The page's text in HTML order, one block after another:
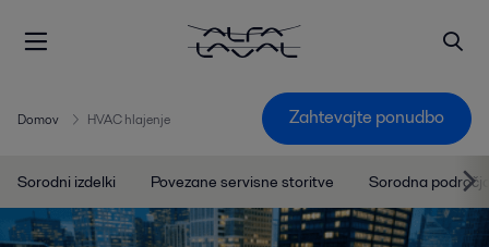
Domov HVAC hlajenje Zahtevajte ponudbo
Sorodni izdelki Povezane servisne storitve Sorodna